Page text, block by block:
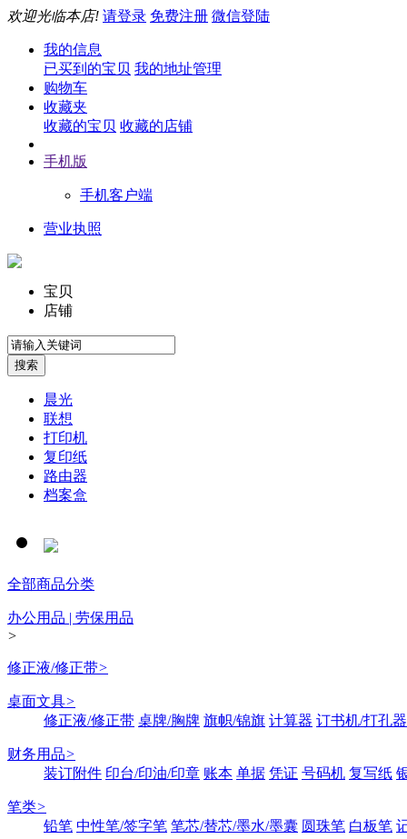
欢迎光临本店! 请登录 免费注册 微信登陆
我的信息
已买到的宝贝 我的地址管理
购物车
收藏夹
收藏的宝贝 收藏的店铺
手机版
手机客户端
营业执照
宝贝
店铺
晨光
联想
打印机
复印纸
路由器
档案盒
全部商品分类
办公用品 | 劳保用品
>
修正液/修正带>
桌面文具>
修正液/修正带 桌牌/胸牌 旗帜/锦旗 计算器 订书机/打孔器
财务用品>
装订附件 印台/印油/印章 账本 单据 凭证 号码机 复写纸
笔类>
铅笔 中性笔/签字笔 笔芯/替芯/墨水/墨囊 圆珠笔 白板笔